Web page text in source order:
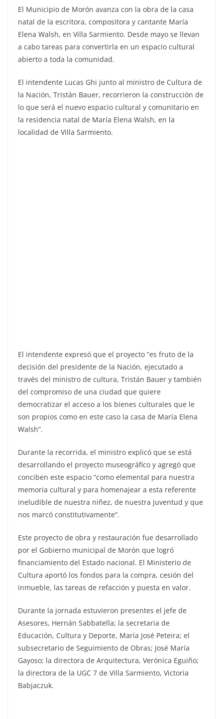
El Municipio de Morón avanza con la obra de la casa
natal de la escritora, compositora y cantante María
Elena Walsh, en Villa Sarmiento. Desde mayo se llevan
a cabo tareas para convertirla en un espacio cultural
abierto a toda la comunidad.
El intendente Lucas Ghi junto al ministro de Cultura de
la Nación, Tristán Bauer, recorrieron la construcción de
lo que será el nuevo espacio cultural y comunitario en
la residencia natal de María Elena Walsh, en la
localidad de Villa Sarmiento.
El intendente expresó que el proyecto “es fruto de la
decisión del presidente de la Nación, ejecutado a
través del ministro de cultura, Tristán Bauer y también
del compromiso de una ciudad que quiere
democratizar el acceso a los bienes culturales que le
son propios como en este caso la casa de María Elena
Walsh”.
Durante la recorrida, el ministro explicó que se está
desarrollando el proyecto museográfico y agregó que
conciben este espacio “como elemental para nuestra
memoria cultural y para homenajear a esta referente
ineludible de nuestra niñez, de nuestra juventud y que
nos marcó constitutivamente”.
Este proyecto de obra y restauración fue desarrollado
por el Gobierno municipal de Morón que logró
financiamiento del Estado nacional. El Ministerio de
Cultura aportó los fondos para la compra, cesión del
inmueble, las tareas de refacción y puesta en valor.
Durante la jornada estuvieron presentes el jefe de
Asesores, Hernán Sabbatella; la secretaria de
Educación, Cultura y Deporte, María José Peteira; el
subsecretario de Seguimiento de Obras; José María
Gayoso; la directora de Arquitectura, Verónica Eguiño;
la directora de la UGC 7 de Villa Sarmiento, Victoria
Babjaczuk.